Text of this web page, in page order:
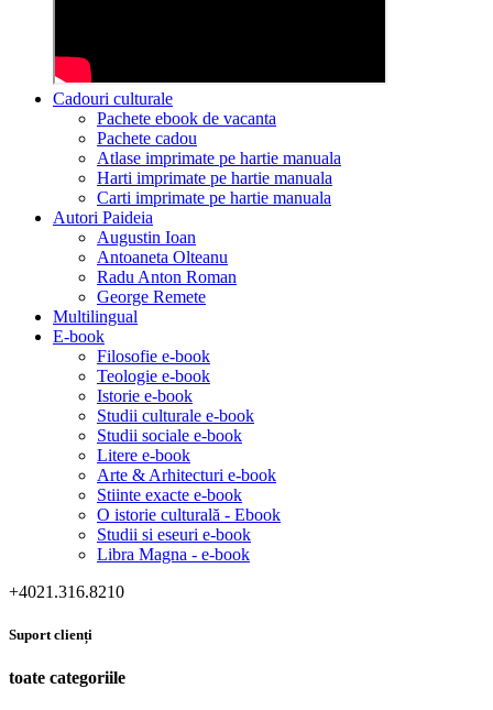
Cadouri culturale
Pachete ebook de vacanta
Pachete cadou
Atlase imprimate pe hartie manuala
Harti imprimate pe hartie manuala
Carti imprimate pe hartie manuala
Autori Paideia
Augustin Ioan
Antoaneta Olteanu
Radu Anton Roman
George Remete
Multilingual
E-book
Filosofie e-book
Teologie e-book
Istorie e-book
Studii culturale e-book
Studii sociale e-book
Litere e-book
Arte & Arhitecturi e-book
Stiinte exacte e-book
O istorie culturală - Ebook
Studii si eseuri e-book
Libra Magna - e-book
+4021.316.8210
Suport clienți
toate categoriile